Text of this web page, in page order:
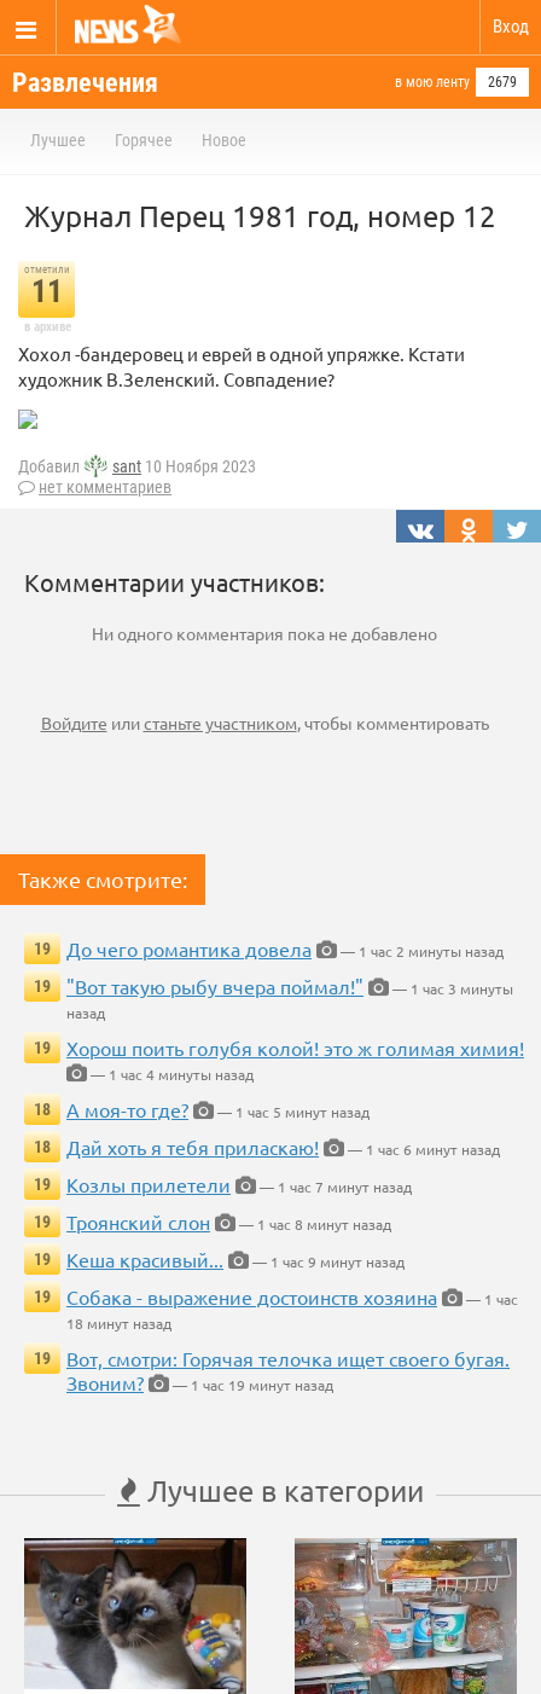
Вход
Развлечения в мою ленту 2679
Лучшее Горячее Новое
Журнал Перец 1981 год, номер 12
отметили
11
в архиве
Хохол -бандеровец и еврей в одной упряжке. Кстати
художник В.Зеленский. Совпадение?
Добавил sant 10 Ноября 2023
нет комментариев
Комментарии участников:
Ни одного комментария пока не добавлено
Войдите илистаньте участником, чтобы комментировать
Также смотрите:
19 До чего романтика довела
— 1 час 2 минуты назад
19
"Вот такую рыбу вчера поймал!"
— 1 час 3 минуты
назад
19
Хорош поить голубя колой! это ж голимая химия!
— 1 час 4 минуты назад
18
А моя-то где?
— 1 час 5 минут назад
18
Дай хоть я тебя приласкаю!
— 1 час 6 минут назад
19
Козлы прилетели
— 1 час 7 минут назад
19
Троянский слон
— 1 час 8 минут назад
19
Кеша красивый...
— 1 час 9 минут назад
19
Собака - выражение достоинств хозяина
— 1 час
18 минут назад
19
Вот, смотри: Горячая телочка ищет своего бугая.
Звоним?
— 1 час 19 минут назад
Лучшее в категории